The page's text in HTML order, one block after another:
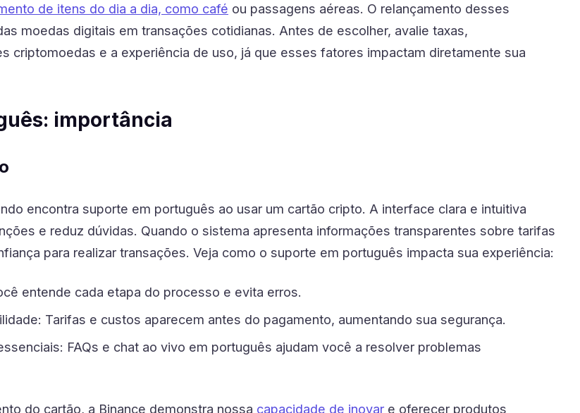
de itens do dia a dia, como café ou passagens aéreas. O relançamento desses
moedas digitais em transações cotidianas. Antes de escolher, avalie taxas,
criptomoedas e a experiência de uso, já que esses fatores impactam diretamente sua
importância
encontra suporte em português ao usar um cartão cripto. A interface clara e intuitiva
e reduz dúvidas. Quando o sistema apresenta informações transparentes sobre tarifas
para realizar transações. Veja como o suporte em português impacta sua experiência:
entende cada etapa do processo e evita erros.
Tarifas e custos aparecem antes do pagamento, aumentando sua segurança.
FAQs e chat ao vivo em português ajudam você a resolver problemas
do cartão, a Binance demonstra nossa capacidade de inovar e oferecer produtos